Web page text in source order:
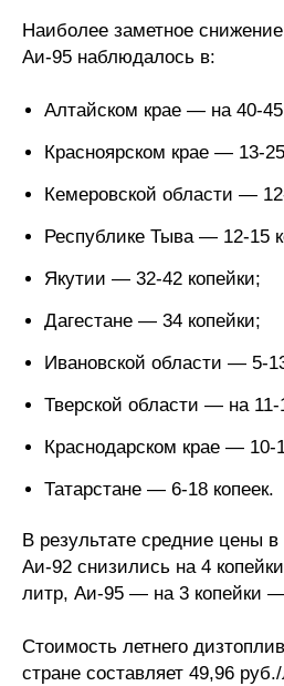
Научные труды
О журнале
Выпуски
Информация для
Общие
Российско-
ЦДУ
Отрасли и регионы
Наиболее заметное
Аи-95 наблюдалось в:
Алтайском крае — на 40-45
Красноярском крае — 13-
Кемеровской области —
Республике Тыва — 12-15
Якутии — 32-42 копейки;
Дагестане — 34 копейки;
Ивановской области — 5-
Тверской области — на 11-
Краснодарском крае — 10-
Татарстане — 6-18 копеек.
В результате средние цены
Аи-92 снизились на 4
литр, Аи-95 — на 3 копейки
Стоимость летнего
стране составляет 49,96